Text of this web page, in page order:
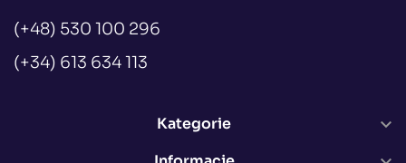
(+48) 530 100 296
(+34) 613 634 113
Kategorie 